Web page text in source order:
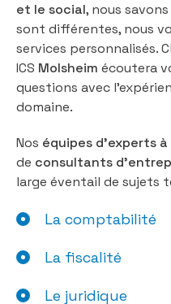
et le social, nous
sont différentes, nous
services personnalisés.
ICS Molsheim écoutera
questions avec
domaine.
Nos équipes d’experts
de consultants
large éventail de sujets
La comptabilité
La fiscalité
Le juridique